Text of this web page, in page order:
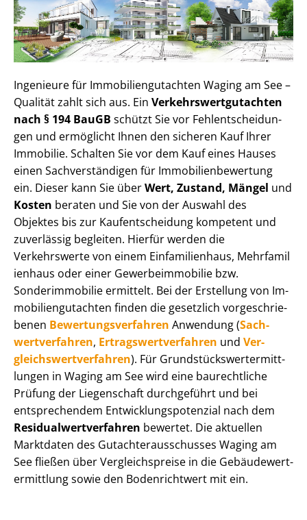
Ingenieure für Im­mo­bi­li­en­gut­ach­ten Waging am See –
Qualität zahlt sich aus. Ein Ver­kehrs­wert­gut­ach­ten
nach § 194 BauGB schützt Sie vor Fehl­ent­schei­dun­
gen und ermöglicht Ihnen den sicheren Kauf Ihrer
Immobilie. Schalten Sie vor dem Kauf eines Hauses
einen Sach­ver­stän­di­gen für Im­mo­bi­li­en­be­wer­tung
ein. Dieser kann Sie überWert, Zustand, Mängel und
Kosten beraten und Sie von der Auswahl des
Objektes bis zur Kauf­ent­schei­dung kompetent und
zuverlässig begleiten. Hierfür werden die
Verkehrswerte von einem Einfamilienhaus, Mehr­fa­mi­l
i­en­haus oder einer Ge­wer­be­im­mo­bi­lie bzw.
Sonderimmobilie ermittelt. Bei der Erstellung von Im­
mo­bi­li­en­gut­ach­ten finden die gesetzlich vor­ge­schrie­
be­nen Be­wer­tungs­ver­fah­ren Anwendung (Sach­
wert­ver­fah­ren, Er­trags­wert­ver­fah­ren und Ver­
gleichs­wert­ver­fah­ren). Für Grund­stücks­wert­ermitt­
lun­gen in Waging am See wird eine baurechtliche
Prüfung der Liegenschaft durchgeführt und bei
entsprechendem Ent­wick­lungs­po­ten­zi­al nach dem
Re­si­du­al­wert­ver­fah­ren bewertet. Die aktuellen
Marktdaten des Gut­ach­ter­aus­schus­ses Waging am
See fließen über Ver­gleichs­prei­se in die Ge­bäu­de­wert­
ermitt­lung sowie den Bodenrichtwert mit ein.